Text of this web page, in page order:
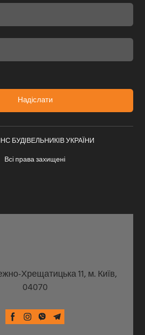
Надіслати
БУДІВЕЛЬНИКІВ УКРАЇНИ
Всі права захищені
Хрещатицька 11, м. Київ,
04070